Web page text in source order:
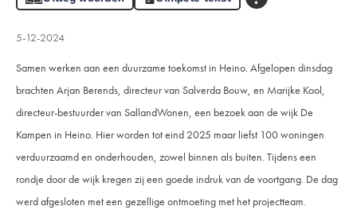
5-12-2024
Samen werken aan een duurzame toekomst in Heino.Afgelopen dinsdag
brachten Arjan Berends, directeur van Salverda Bouw, en Marijke Kool,
directeur-bestuurder van SallandWonen, een bezoek aan de wijk De
Kampen in Heino. Hier worden tot eind 2025 maar liefst 100 woningen
verduurzaamd en onderhouden, zowel binnen als buiten. Tijdens een
rondje door de wijk kregen zij een goede indruk van de voortgang. De dag
werd afgesloten met een gezellige ontmoeting met het projectteam.